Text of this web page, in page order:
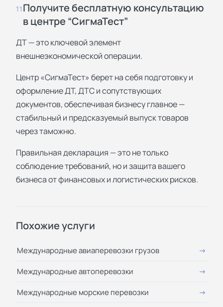
11Получите бесплатную консультацию
в центре “СигмаТест”
ДТ — это ключевой элемент
внешнеэкономической операции.
Центр «СигмаТест» берет на себя подготовку и
оформление ДТ, ДТС и сопутствующих
документов, обеспечивая бизнесу главное —
стабильный и предсказуемый выпуск товаров
через таможню.
Правильная декларация — это не только
соблюдение требований, но и защита вашего
бизнеса от финансовых и логистических рисков.
Похожие услуги
Международные авиаперевозки грузов
Международные автоперевозки
Международные морские перевозки